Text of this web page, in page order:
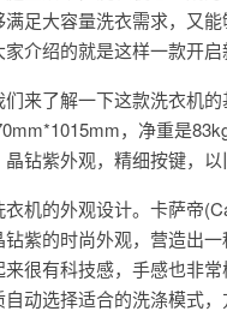
足大容量洗衣需求，又
家介绍的就是这样一款开
来了解一下这款洗衣机
，净重是
钻紫外观，精细按键，
机的外观设计。卡萨帝
钻紫的时尚外观，营造出
很有科技感，手感也非
动选择适合的洗涤模式